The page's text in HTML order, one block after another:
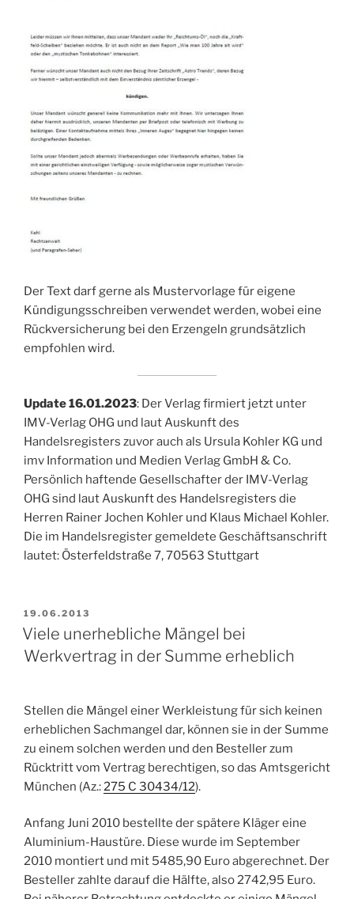
Der Text darf gerne als Mustervorlage für eigene
Kündigungsschreiben verwendet werden, wobei eine
Rückversicherung bei den Erzengeln grundsätzlich
empfohlen wird.
Update 16.01.2023: Der Verlag firmiert jetzt unter
IMV-Verlag OHG und laut Auskunft des
Handelsregisters zuvor auch als Ursula Kohler KG und
imv Information und Medien Verlag GmbH & Co.
Persönlich haftende Gesellschafter der IMV-Verlag
OHG sind laut Auskunft des Handelsregisters die
Herren Rainer Jochen Kohler und Klaus Michael Kohler.
Die im Handelsregister gemeldete Geschäftsanschrift
lautet: Österfeldstraße 7, 70563 Stuttgart
VERÖFFENTLICHT
AM
19.06.2013
Viele unerhebliche Mängel bei
Werkvertrag in der Summe erheblich
Stellen die Mängel einer Werkleistung für sich keinen
erheblichen Sachmangel dar, können sie in der Summe
zu einem solchen werden und den Besteller zum
Rücktritt vom Vertrag berechtigen, so das Amtsgericht
München (Az.: 275 C 30434/12).
Anfang Juni 2010 bestellte der spätere Kläger eine
Aluminium-Haustüre. Diese wurde im September
2010 montiert und mit 5485,90 Euro abgerechnet. Der
Besteller zahlte darauf die Hälfte, also 2742,95 Euro.